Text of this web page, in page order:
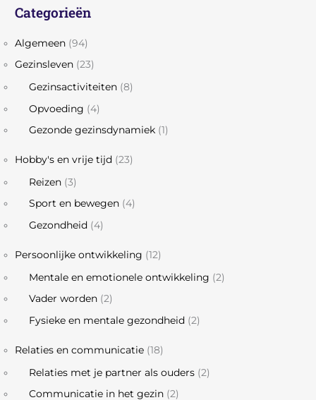
Categorieën
Algemeen (94)
Gezinsleven (23)
Gezinsactiviteiten (8)
Opvoeding (4)
Gezonde gezinsdynamiek (1)
Hobby's en vrije tijd (23)
Reizen (3)
Sport en bewegen (4)
Gezondheid (4)
Persoonlijke ontwikkeling (12)
Mentale en emotionele ontwikkeling (2)
Vader worden (2)
Fysieke en mentale gezondheid (2)
Relaties en communicatie (18)
Relaties met je partner als ouders (2)
Communicatie in het gezin (2)